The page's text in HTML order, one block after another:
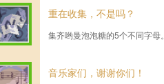
重在收集，不是吗？
集齐哟曼泡泡糖的5个不同字母。
音乐家们，谢谢你们！